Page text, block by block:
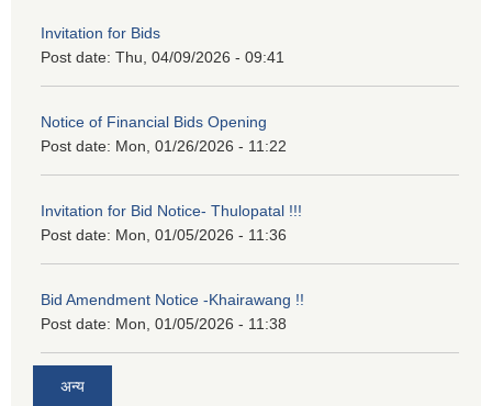
Invitation for Bids
Post date: Thu, 04/09/2026 - 09:41
Notice of Financial Bids Opening
Post date: Mon, 01/26/2026 - 11:22
Invitation for Bid Notice- Thulopatal !!!
Post date: Mon, 01/05/2026 - 11:36
Bid Amendment Notice -Khairawang !!
Post date: Mon, 01/05/2026 - 11:38
अन्य